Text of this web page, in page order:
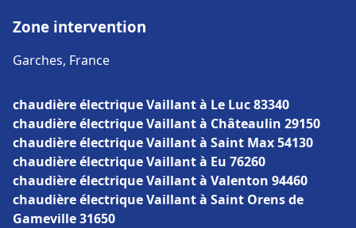
Zone intervention
Garches, France
chaudière électrique Vaillant à Le Luc 83340
chaudière électrique Vaillant à Châteaulin 29150
chaudière électrique Vaillant à Saint Max 54130
chaudière électrique Vaillant à Eu 76260
chaudière électrique Vaillant à Valenton 94460
chaudière électrique Vaillant à Saint Orens de
Gameville 31650